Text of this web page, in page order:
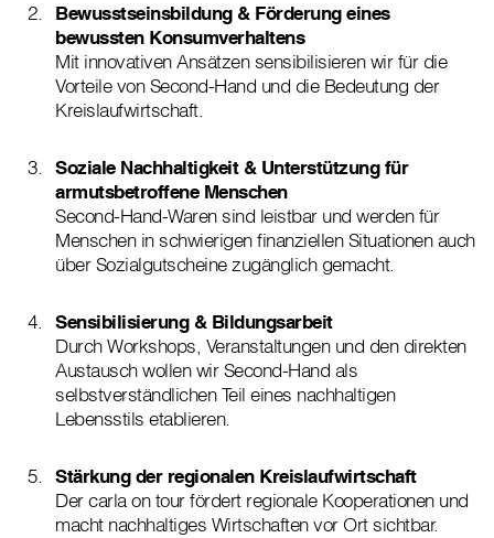
Bewusstseinsbildung & Förderung eines
bewussten Konsumverhaltens
Mit innovativen Ansätzen sensibilisieren wir für die
Vorteile von Second-Hand und die Bedeutung der
Kreislaufwirtschaft.
Soziale Nachhaltigkeit & Unterstützung für
armutsbetroffene Menschen
Second-Hand-Waren sind leistbar und werden für
Menschen in schwierigen finanziellen Situationen auch
über Sozialgutscheine zugänglich gemacht.
Sensibilisierung & Bildungsarbeit
Durch Workshops, Veranstaltungen und den direkten
Austausch wollen wir Second-Hand als
selbstverständlichen Teil eines nachhaltigen
Lebensstils etablieren.
Stärkung der regionalen Kreislaufwirtschaft
Der carla on tour fördert regionale Kooperationen und
macht nachhaltiges Wirtschaften vor Ort sichtbar.